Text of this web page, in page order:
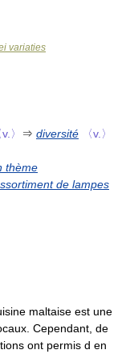
variaties
v.〉 ⇒ diversité
〈v.〉
thème
de lampes
maltaise est une
Cependant, de
ont permis d en